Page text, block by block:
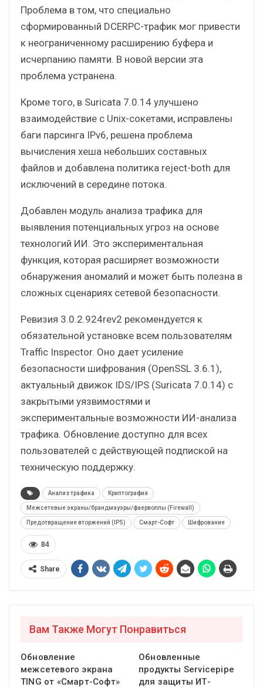
Проблема в том, что специально
сформированный DCERPC-трафик мог привести
к неограниченному расширению буфера и
исчерпанию памяти. В новой версии эта
проблема устранена.
Кроме того, в Suricata 7.0.14 улучшено
взаимодействие с Unix-сокетами, исправлены
баги парсинга IPv6, решена проблема
вычисления хеша небольших составных
файлов и добавлена политика reject-both для
исключений в середине потока.
Добавлен модуль анализа трафика для
выявления потенциальных угроз на основе
технологий ИИ. Это экспериментальная
функция, которая расширяет возможности
обнаружения аномалий и может быть полезна в
сложных сценариях сетевой безопасности.
Ревизия 3.0.2.924rev2 рекомендуется к
обязательной установке всем пользователям
Traffic Inspector. Оно дает усиление
безопасности шифрования (OpenSSL 3.6.1),
актуальный движок IDS/IPS (Suricata 7.0.14) с
закрытыми уязвимостями и
экспериментальные возможности ИИ-анализа
трафика. Обновление доступно для всех
пользователей с действующей подпиской на
техническую поддержку.
Анализ трафика Криптография
Межсетевые экраны/брандмауэры/фаерволлы (Firewall)
Предотвращение вторжений (IPS) Смарт-Софт Шифрование
84
Share
Вам Также Могут Понравиться
Обновление
межсетевого экрана
TING от «Смарт-Софт»
Обновленные
продукты Servicepipe
для защиты ИТ-